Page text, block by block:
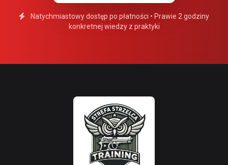
Natychmiastowy dostęp po płatności • Prawie 2 godziny
konkretnej wiedzy z praktyki